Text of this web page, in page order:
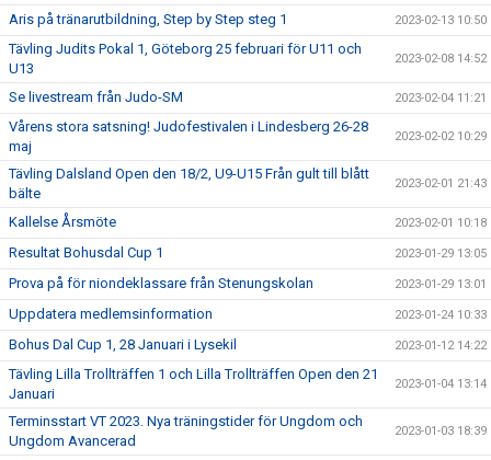
Aris på tränarutbildning, Step by Step steg 1 2023-02-13 10:50
Tävling Judits Pokal 1, Göteborg 25 februari för U11 och
U13
2023-02-08 14:52
Se livestream från Judo-SM 2023-02-04 11:21
Vårens stora satsning! Judofestivalen i Lindesberg 26-28
maj
2023-02-02 10:29
Tävling Dalsland Open den 18/2, U9-U15 Från gult till blått
bälte
2023-02-01 21:43
Kallelse Årsmöte 2023-02-01 10:18
Resultat Bohusdal Cup 1 2023-01-29 13:05
Prova på för niondeklassare från Stenungskolan 2023-01-29 13:01
Uppdatera medlemsinformation 2023-01-24 10:33
Bohus Dal Cup 1, 28 Januari i Lysekil 2023-01-12 14:22
Tävling Lilla Trollträffen 1 och Lilla Trollträffen Open den 21
Januari
2023-01-04 13:14
Terminsstart VT 2023. Nya träningstider för Ungdom och
Ungdom Avancerad
2023-01-03 18:39